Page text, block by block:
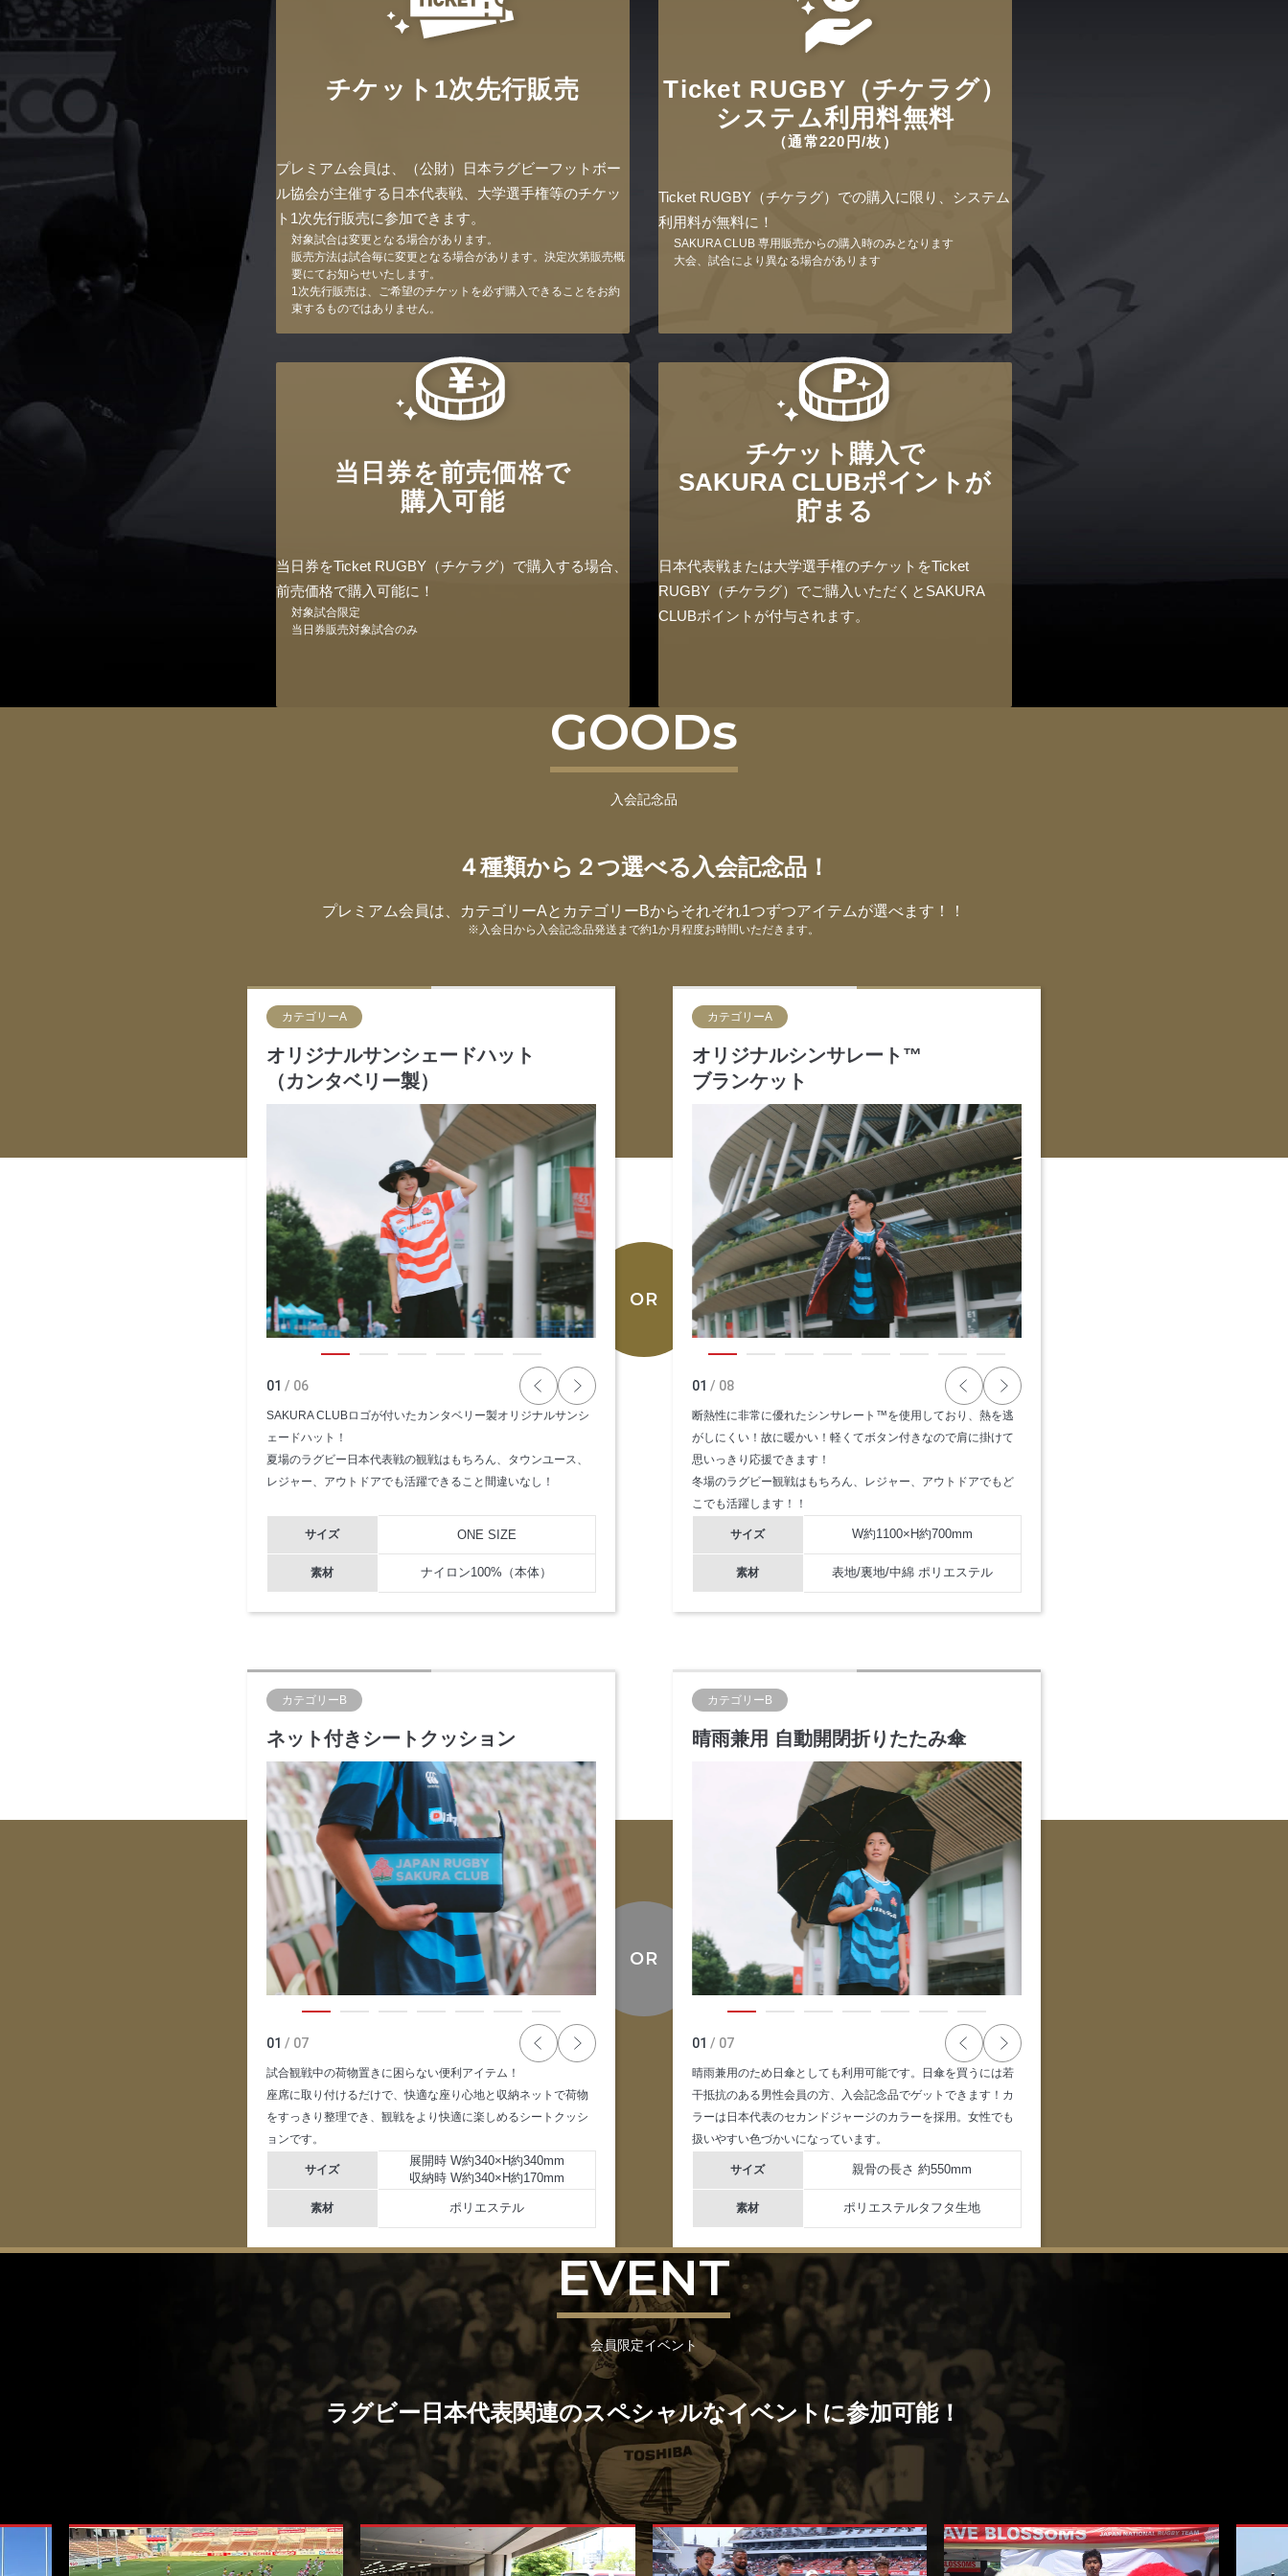
チケット1次先行販売
プレミアム会員は、（公財）日本ラグビーフットボー
ル協会が主催する日本代表戦、大学選手権等のチケッ
ト1次先行販売に参加できます。
対象試合は変更となる場合があります。
販売方法は試合毎に変更となる場合があります。決定次第販売概
要にてお知らせいたします。
1次先行販売は、ご希望のチケットを必ず購入できることをお約
束するものではありません。
Ticket RUGBY（チケラグ）
システム利用料無料
（通常220円/枚）
Ticket RUGBY（チケラグ）での購入に限り、システム
利用料が無料に！
SAKURA CLUB 専用販売からの購入時のみとなります
大会、試合により異なる場合があります
当日券を前売価格で
購入可能
当日券をTicket RUGBY（チケラグ）で購入する場合、
前売価格で購入可能に！
対象試合限定
当日券販売対象試合のみ
チケット購入で
SAKURA CLUBポイントが
貯まる
日本代表戦または大学選手権のチケットをTicket
RUGBY（チケラグ）でご購入いただくとSAKURA
CLUBポイントが付与されます。
GOODs
入会記念品
４種類から２つ選べる入会記念品！
プレミアム会員は、カテゴリーAとカテゴリーBからそれぞれ1つずつアイテムが選べます！！
※入会日から入会記念品発送まで約1か月程度お時間いただきます。
カテゴリーA
オリジナルサンシェードハット
（カンタベリー製）
01 / 06
SAKURA CLUBロゴが付いたカンタベリー製オリジナルサンシ
ェードハット！
夏場のラグビー日本代表戦の観戦はもちろん、タウンユース、
レジャー、アウトドアでも活躍できること間違いなし！
サイズ ONE SIZE
素材 ナイロン100%（本体）
カテゴリーA
オリジナルシンサレート™
ブランケット
01 / 08
断熱性に非常に優れたシンサレート™を使用しており、熱を逃
がしにくい！故に暖かい！軽くてボタン付きなので肩に掛けて
思いっきり応援できます！
冬場のラグビー観戦はもちろん、レジャー、アウトドアでもど
こでも活躍します！！
サイズ W約1100×H約700mm
素材 表地/裏地/中綿 ポリエステル
カテゴリーB
ネット付きシートクッション
01 / 07
試合観戦中の荷物置きに困らない便利アイテム！
座席に取り付けるだけで、快適な座り心地と収納ネットで荷物
をすっきり整理でき、観戦をより快適に楽しめるシートクッシ
ョンです。
サイズ
展開時 W約340×H約340mm
収納時 W約340×H約170mm
素材 ポリエステル
カテゴリーB
晴雨兼用 自動開閉折りたたみ傘
01 / 07
晴雨兼用のため日傘としても利用可能です。日傘を買うには若
干抵抗のある男性会員の方、入会記念品でゲットできます！カ
ラーは日本代表のセカンドジャージのカラーを採用。女性でも
扱いやすい色づかいになっています。
サイズ 親骨の長さ 約550mm
素材 ポリエステルタフタ生地
EVENT
会員限定イベント
ラグビー日本代表関連のスペシャルなイベントに参加可能！